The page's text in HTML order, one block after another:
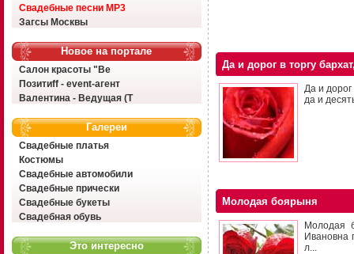
Свадебные песни MP3
Загсы Москвы
Новое на портале
Салон красоты "Ве
Позитиff - event-агент
Валентина - Ведущая (Т
Галереи
Свадебные платья
Костюмы
Свадебные автомобили
Свадебные прически
Свадебные букеты
Свадебная обувь
Это интересно
Да и дорог в торгу
Да и
да и
Молодая боярыня
Молодая
Ивановна
л...